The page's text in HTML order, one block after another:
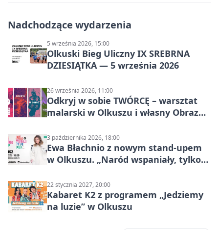
Nadchodzące wydarzenia
5 września 2026, 15:00
Olkuski Bieg Uliczny IX SREBRNA
DZIESIĄTKA — 5 września 2026
26 września 2026, 11:00
Odkryj w sobie TWÓRCĘ – warsztat
malarski w Olkuszu i własny Obraz
3 października 2026, 18:00
Ewa Błachnio z nowym stand-upem
w Olkuszu. „Naród wspaniały, tylko
22 stycznia 2027, 20:00
Kabaret K2 z programem „Jedziemy
na luzie” w Olkuszu